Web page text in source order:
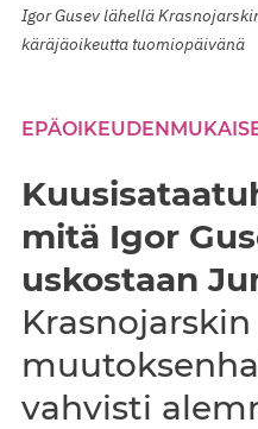
Igor Gusev lähellä
käräjäoikeutta tuomiopäivänä
mitä Igor
uskostaan
Krasnojarskin
vahvisti